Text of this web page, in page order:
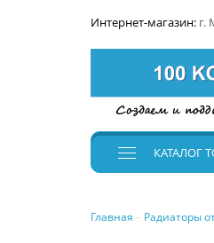
Интернет-магазин: г.
КАТАЛОГ
Главная Радиаторы